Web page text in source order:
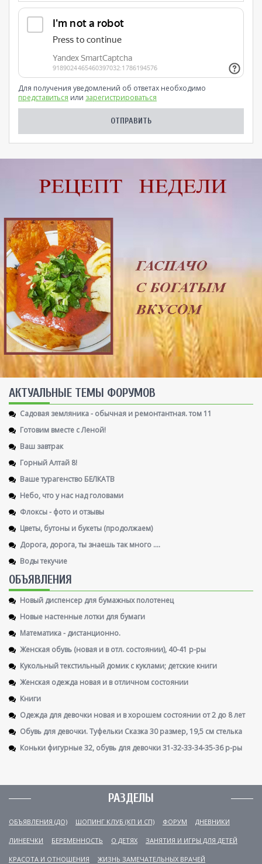
Для получения уведомлений об ответах необходимо
представиться или зарегистрироваться
AКТУАЛЬНЫЕ ТЕМЫ ФОРУМОВ
Садовая земляника - обычная и ремонтантная. том 11
Готовим вместе с Леной!
Ваш завтрак
Горный Алтай 8!
Ваше турагенство БЕЛКАТВ
Небо, что у нас над головами
Флоксы - фото и отзывы
Цветы, бутоны и букеты (продолжаем)
Дорога, дорога, ты знаешь так много ....
Воды текучие
ОБЪЯВЛЕНИЯ
Новый диспенсер для бумажных полотенец
Новые настенные лотки для бумаги
Математика - дистанционно.
Женская обувь (новая и в отл. состоянии), 40-41 р-ры
Кукольный текстильный домик с куклами; детские книги
Женская одежда новая и в отличном состоянии
Книги
Одежда для девочки новая и в хорошем состоянии от 2 до 8 лет
Обувь для девочки. Туфельки Сказка 30 размер, 19,5 см стелька
Коньки фигурные 32, обувь для девочки 31-32-33-34-35-36 р-ры
РАЗДЕЛЫ
ОБЪЯВЛЕНИЯ (ДО) ШОПИНГ КЛУБ (КП И СП) ФОРУМ ДНЕВНИКИ
ЛИНЕЕЧКИ БЕРЕМЕННОСТЬ О ДЕТЯХ ЗАНЯТИЯ И ИГРЫ ДЛЯ ДЕТЕЙ
КРАСОТА И ОТНОШЕНИЯ ЖИЗНЬ ЗАМЕЧАТЕЛЬНЫХ ВРАЧЕЙ